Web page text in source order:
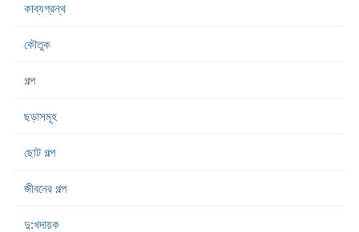
কাব্যগ্রন্থ
কৌতুক
গল্প
ছড়াসমূহ
ছোট গল্প
জীবনের গল্প
দু:খদায়ক